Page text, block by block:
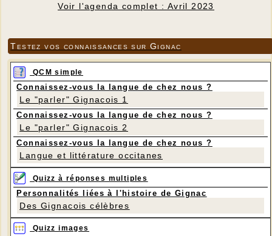
Voir l'agenda complet : Avril 2023
Testez vos connaissances sur Gignac
QCM simple
Connaissez-vous la langue de chez nous ?
Le "parler" Gignacois 1
Connaissez-vous la langue de chez nous ?
Le "parler" Gignacois 2
Connaissez-vous la langue de chez nous ?
Langue et littérature occitanes
Quizz à réponses multiples
Personnalités liées à l'histoire de Gignac
Des Gignacois célèbres
Quizz images